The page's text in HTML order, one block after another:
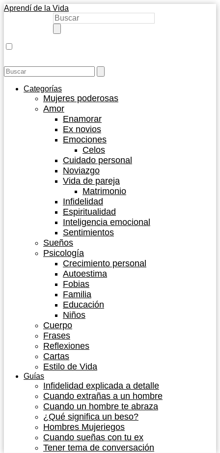
Aprendí de la Vida
Categorías
Mujeres poderosas
Amor
Enamorar
Ex novios
Emociones
Celos
Cuidado personal
Noviazgo
Vida de pareja
Matrimonio
Infidelidad
Espiritualidad
Inteligencia emocional
Sentimientos
Sueños
Psicología
Crecimiento personal
Autoestima
Fobias
Familia
Educación
Niños
Cuerpo
Frases
Reflexiones
Cartas
Estilo de Vida
Guías
Infidelidad explicada a detalle
Cuando extrañas a un hombre
Cuando un hombre te abraza
¿Qué significa un beso?
Hombres Mujeriegos
Cuando sueñas con tu ex
Tener tema de conversación